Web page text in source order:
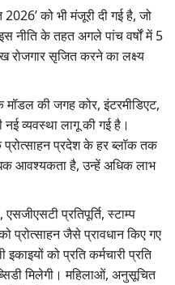
2026’को भी मंजूरी दी गई है,जो
नीति के तहत अगले पांच वर्षों में5
रोजगार सृजित करने का लक्ष्य
मॉडल की जगह कोर,इंटरमीडिएट,
व्यवस्था लागू की गई है।
प्रदेश के हर ब्लॉक तक
आवश्यकता है,उन्हें अधिक लाभ
एसजीएसटी प्रतिपूर्ति,स्टाम्प
जैसे प्रावधान किए गए
को प्रति कर्मचारी प्रति
मिलेगी। महिलाओं, अनुसूचित